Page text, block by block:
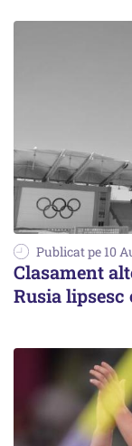
Publicat pe 10
Clasament
Rusia lipsesc